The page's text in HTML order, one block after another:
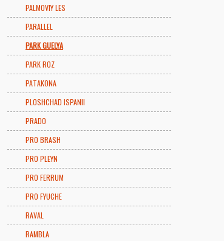
PALMOVIY LES
PARALLEL
PARK GUELYA
PARK ROZ
PATAKONA
PLOSHCHAD ISPANII
PRADO
PRO BRASH
PRO PLEYN
PRO FERRUM
PRO FYUCHE
RAVAL
RAMBLA